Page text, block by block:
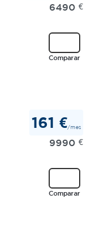
6490 €
Comparar
161 €/mes
9990 €
Comparar